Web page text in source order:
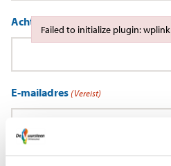
Achternaam ouder
E-mailadres (Vereist)
Failed to initialize plugin: wplink
Failed to initialize plugin: wplink